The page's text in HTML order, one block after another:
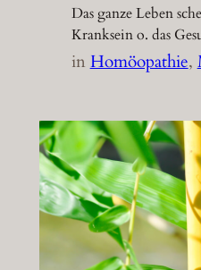
Das ganze Leben
Kranksein o. das
inHomöopathie,